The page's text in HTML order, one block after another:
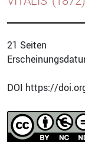
21 Seiten
DOI https://